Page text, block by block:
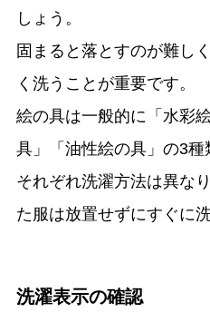
しょう。
固まると落とすのが難し
く洗うことが重要です。
絵の具は一般的に「水彩
具」「油性絵の具」の3種
それぞれ洗濯方法は異な
た服は放置せずにすぐに
洗濯表示の確認